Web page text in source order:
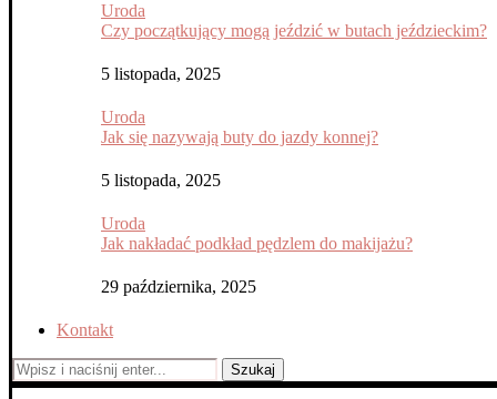
Uroda
Czy początkujący mogą jeździć w butach jeździeckim?
5 listopada, 2025
Uroda
Jak się nazywają buty do jazdy konnej?
5 listopada, 2025
Uroda
Jak nakładać podkład pędzlem do makijażu?
29 października, 2025
Kontakt
Szukaj